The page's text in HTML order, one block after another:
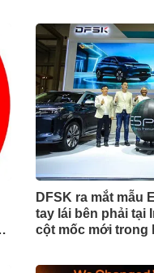
DFSK ra mắt mẫu
tay lái bên phải tại
cột mốc mới trong